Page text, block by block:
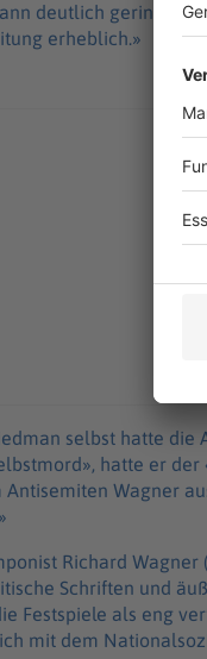
deutlich geringer
erheblich.»
selbst hatte die
hatte er der
Antisemiten Wagner
Richard
Schriften und
Festspiele als eng
mit dem